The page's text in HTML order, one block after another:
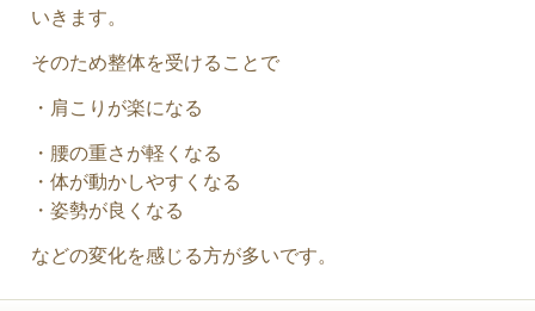
いきます。
そのため整体を受けることで
・肩こりが楽になる
・腰の重さが軽くなる
・体が動かしやすくなる
・姿勢が良くなる
などの変化を感じる方が多いです。